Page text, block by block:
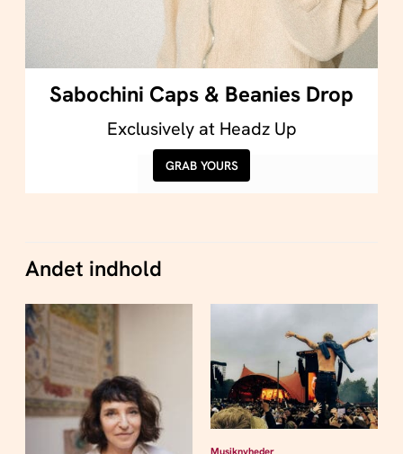
Sabochini Caps & Beanies Drop
Exclusively at Headz Up
GRAB YOURS
Andet indhold